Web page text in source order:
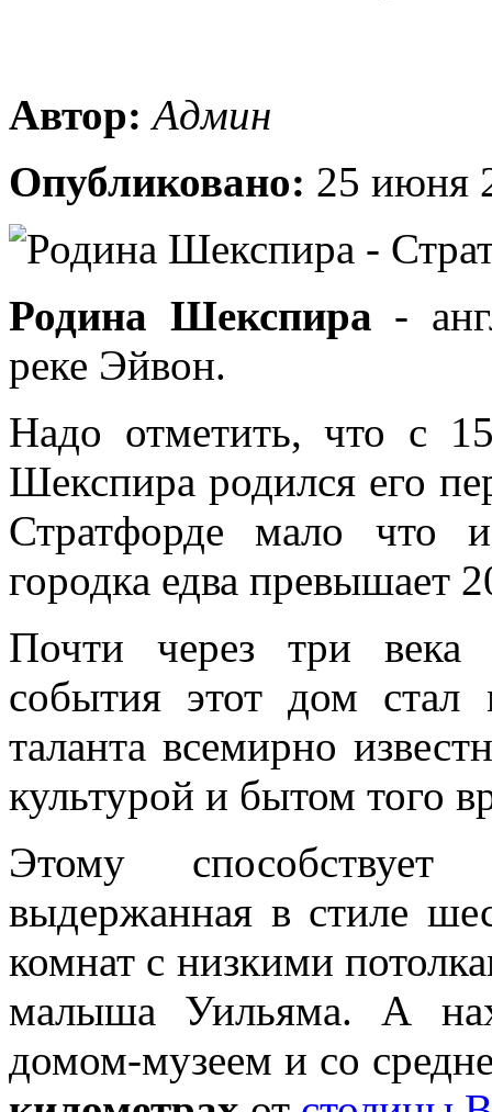
Автор: Админ
Опубликовано: 25 июня
Родина Шекспира -
реке Эйвон.
Надо отметить, что с
Шекспира родился его
Стратфорде мало что
городка едва превышает
Почти через три века
события этот дом стал
таланта всемирно
культурой и бытом того
Этому
выдержанная в стиле
комнат с низкими
малыша Уильяма. А
домом-музеем и со